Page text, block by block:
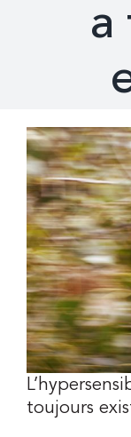
a
Voir
l'image
agrandie
toujours